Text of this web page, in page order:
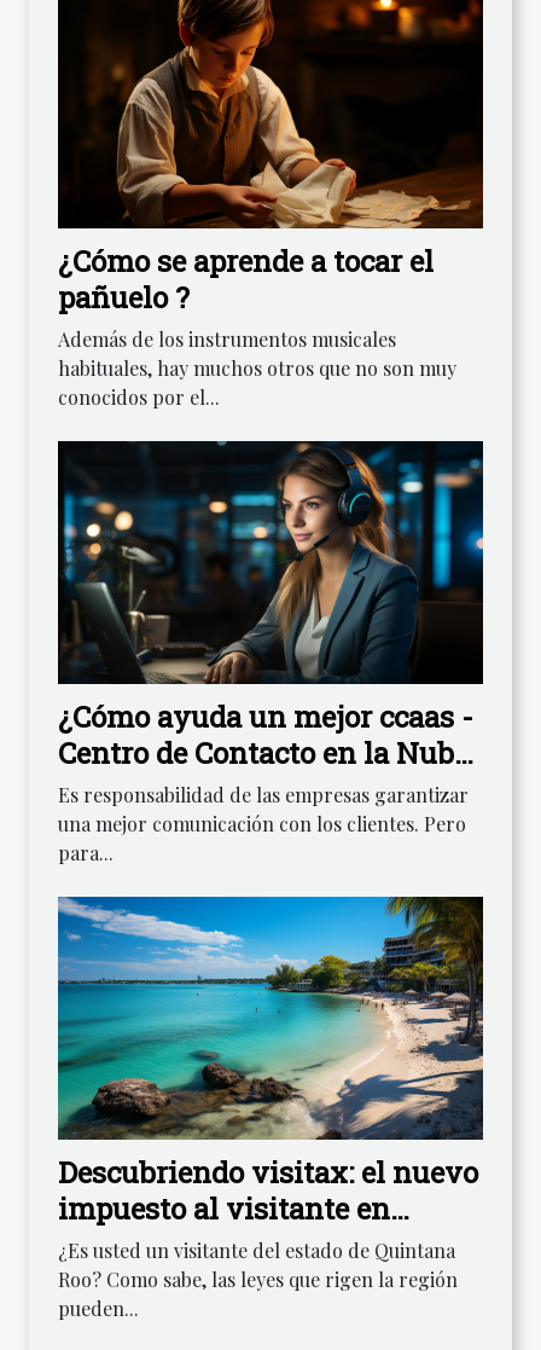
¿Cómo se aprende a tocar el
pañuelo ?
Además de los instrumentos musicales
habituales, hay muchos otros que no son muy
conocidos por el...
¿Cómo ayuda un mejor ccaas -
Centro de Contacto en la Nube
- a tranquilizar a sus clientes?
Es responsabilidad de las empresas garantizar
una mejor comunicación con los clientes. Pero
para...
Descubriendo visitax: el nuevo
impuesto al visitante en
Quintana Roo
¿Es usted un visitante del estado de Quintana
Roo? Como sabe, las leyes que rigen la región
pueden...